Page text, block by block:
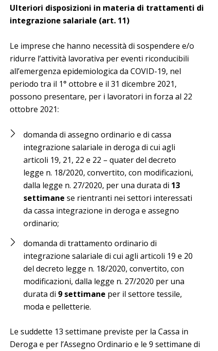
Ulteriori disposizioni in materia di trattamenti di
integrazione salariale (art. 11)
Le imprese che hanno necessità di sospendere e/o
ridurre l’attività lavorativa per eventi riconducibili
all’emergenza epidemiologica da COVID-19, nel
periodo tra il 1° ottobre e il 31 dicembre 2021,
possono presentare, per i lavoratori in forza al 22
ottobre 2021:
domanda di assegno ordinario e di cassa
integrazione salariale in deroga di cui agli
articoli 19, 21, 22 e 22 – quater del decreto
legge n. 18/2020, convertito, con modificazioni,
dalla legge n. 27/2020, per una durata di 13
settimane se rientranti nei settori interessati
da cassa integrazione in deroga e assegno
ordinario;
domanda di trattamento ordinario di
integrazione salariale di cui agli articoli 19 e 20
del decreto legge n. 18/2020, convertito, con
modificazioni, dalla legge n. 27/2020 per una
durata di 9 settimane per il settore tessile,
moda e pelletterie.
Le suddette 13 settimane previste per la Cassa in
Deroga e per l’Assegno Ordinario e le 9 settimane di